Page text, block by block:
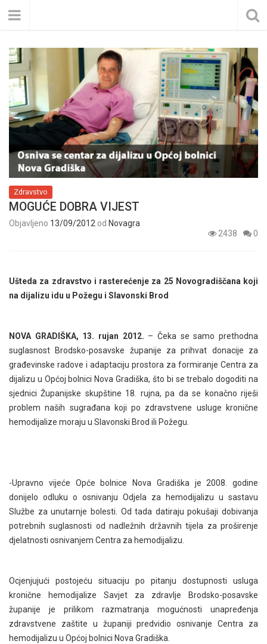
Zdravstvo
MOGUĆE DOBRA VIJEST
Objavljeno 13/09/2012 od Novagra
2438
0
Ušteda za zdravstvo i rasterećenje za 25 Novogradiščana koji
na dijalizu idu u Požegu i Slavonski Brod
NOVA GRADIŠKA, 13. rujan 2012. – Čeka se samo prethodna
suglasnost Brodsko-posavske županije za prihvat donacije za
građevinske radove i adaptaciju prostora za formiranje Centra za
dijalizu u Općoj bolnici Nova Gradiška, što bi se trebalo dogoditi na
sjednici Županijske skupštine 18. rujna, pa da se konačno riješi
problem naših sugrađana koji po zdravstvene usluge kronične
hemodijalize moraju u Slavonski Brod ili Požegu.
-Upravno vijeće Opće bolnice Nova Gradiška je 2008. godine
donijelo odluku o osnivanju Odjela za hemodijalizu u sastavu
Službe za unutarnje bolesti. Od tada datiraju pokušaji dobivanja
potrebnih suglasnosti od nadležnih državnih tijela za proširenje
djelatnosti osnivanjem Centra za hemodijalizu.
Ocjenjujući postojeću situaciju po pitanju dostupnosti usluga
kronične hemodijalize Savjet za zdravlje Brodsko-posavske
županije je prilikom razmatranja mogućnosti unapređenja
zdravstvene zaštite u županiji predvidio osnivanje Centra za
hemodijalizu u Općoj bolnici Nova Gradiška.